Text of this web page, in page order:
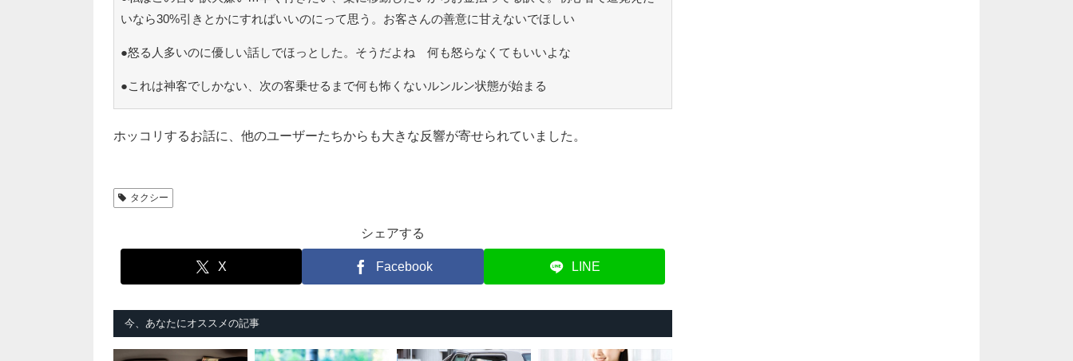
いなら30%引きとかにすればいいのにって思う。お客さんの善意に甘えないでほしい
●怒る人多いのに優しい話しでほっとした。そうだよね 何も怒らなくてもいいよな
●これは神客でしかない、次の客乗せるまで何も怖くないルンルン状態が始まる
ホッコリするお話に、他のユーザーたちからも大きな反響が寄せられていました。
タクシー
シェアする
X Facebook LINE
今、あなたにオススメの記事